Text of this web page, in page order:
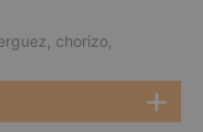
chorizo,